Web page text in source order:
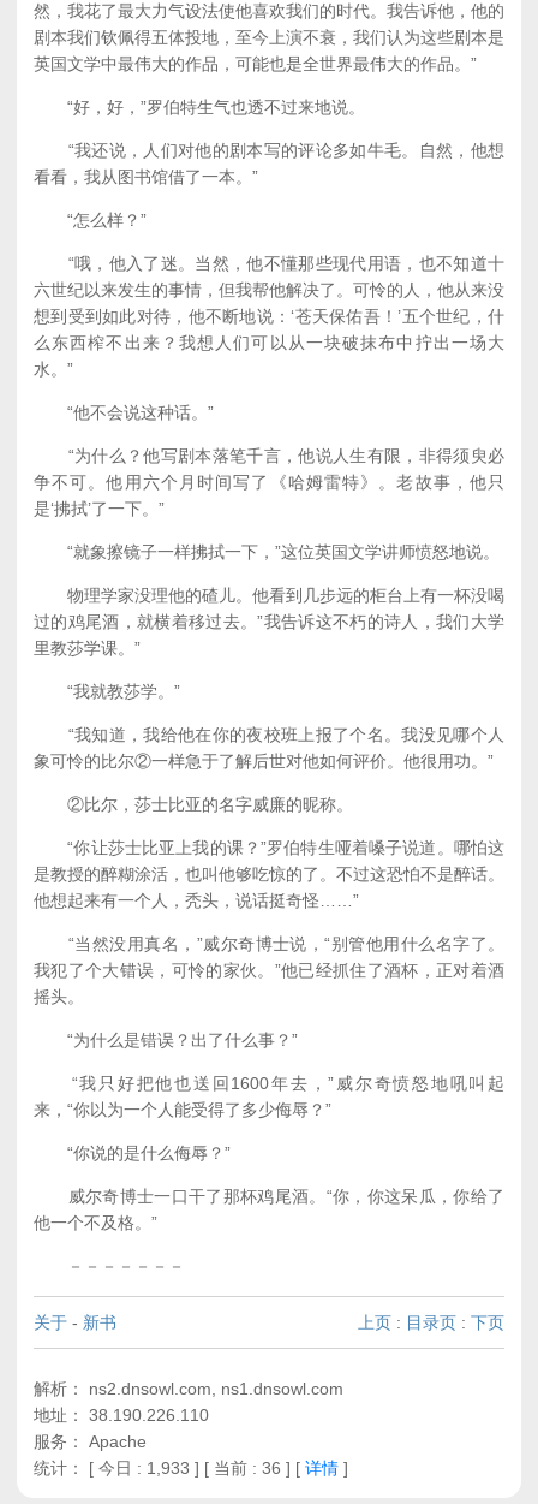
然，我花了最大力气设法使他喜欢我们的时代。我告诉他，他的
剧本我们钦佩得五体投地，至今上演不衰，我们认为这些剧本是
英国文学中最伟大的作品，可能也是全世界最伟大的作品。”
“好，好，”罗伯特生气也透不过来地说。
“我还说，人们对他的剧本写的评论多如牛毛。自然，他想
看看，我从图书馆借了一本。”
“怎么样？”
“哦，他入了迷。当然，他不懂那些现代用语，也不知道十
六世纪以来发生的事情，但我帮他解决了。可怜的人，他从来没
想到受到如此对待，他不断地说：‘苍天保佑吾！’五个世纪，什
么东西榨不出来？我想人们可以从一块破抹布中拧出一场大
水。”
“他不会说这种话。”
“为什么？他写剧本落笔千言，他说人生有限，非得须臾必
争不可。他用六个月时间写了《哈姆雷特》。老故事，他只
是‘拂拭’了一下。”
“就象擦镜子一样拂拭一下，”这位英国文学讲师愤怒地说。
物理学家没理他的碴儿。他看到几步远的柜台上有一杯没喝
过的鸡尾酒，就横着移过去。”我告诉这不朽的诗人，我们大学
里教莎学课。”
“我就教莎学。”
“我知道，我给他在你的夜校班上报了个名。我没见哪个人
象可怜的比尔②一样急于了解后世对他如何评价。他很用功。”
②比尔，莎士比亚的名字威廉的昵称。
“你让莎士比亚上我的课？”罗伯特生哑着嗓子说道。哪怕这
是教授的醉糊涂活，也叫他够吃惊的了。不过这恐怕不是醉话。
他想起来有一个人，秃头，说话挺奇怪……”
“当然没用真名，”威尔奇博士说，“别管他用什么名字了。
我犯了个大错误，可怜的家伙。”他已经抓住了酒杯，正对着酒
摇头。
“为什么是错误？出了什么事？”
“我只好把他也送回1600年去，”威尔奇愤怒地吼叫起
来，“你以为一个人能受得了多少侮辱？”
“你说的是什么侮辱？”
威尔奇博士一口干了那杯鸡尾酒。“你，你这呆瓜，你给了
他一个不及格。”
－－－－－－－
关于 - 新书 上页 : 目录页 : 下页
解析： ns2.dnsowl.com, ns1.dnsowl.com
地址： 38.190.226.110
服务： Apache
统计： [ 今日 : 1,933 ] [ 当前 : 36 ] [ 详情 ]